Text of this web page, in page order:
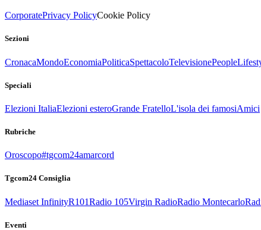
CorporatePrivacy PolicyCookie Policy
Sezioni
CronacaMondoEconomiaPoliticaSpettacoloTelevisionePeople
Speciali
Elezioni ItaliaElezioni esteroGrande FratelloL'isola dei famosiAmici
Rubriche
Oroscopo#tgcom24amarcord
Tgcom24 Consiglia
Mediaset InfinityR101Radio 105Virgin RadioRadio Montecarlo
Eventi